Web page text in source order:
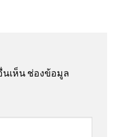
นเห็น ช่องข้อมูล